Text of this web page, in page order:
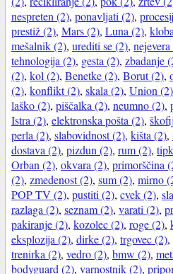
nespreten (2), ponavljati (2),
prestiž (2), Mars (2), Luna (2),
mešalnik (2), urediti se (2),
tehnologija (2), gesta (2), zbadanje
(2), kol (2), Benetke (2), Borut (2),
(2), konflikt (2), skala (2), Union (2)
laško (2), piščalka (2), neumno (2),
Istra (2), elektronska pošta (2),
perla (2), slabovidnost (2), kišta (2),
dostava (2), pizdun (2), rum (2),
Orban (2), okvara (2), primorščina
(2), zmedenost (2), sum (2), mirno
POP TV (2), pustiti (2), cvek (2),
razlaga (2), seznam (2), varati (2),
pakiranje (2), kozolec (2), roge (2),
eksplozija (2), dirke (2), trgovec (2),
trenirka (2), vedro (2), bmw (2),
bodyguard (2), varnostnik (2),